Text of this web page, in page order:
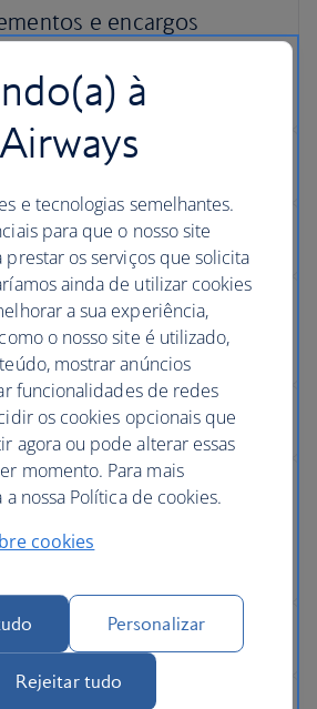
à
e tecnologias semelhantes.
para que o nosso site
os serviços que solicita
ainda de utilizar cookies
a sua experiência,
o nosso site é utilizado,
mostrar anúncios
funcionalidades de redes
os cookies opcionais que
agora ou pode alterar essas
momento. Para mais
nossa Política de cookies.
cookies
Personalizar
Rejeitar tudo